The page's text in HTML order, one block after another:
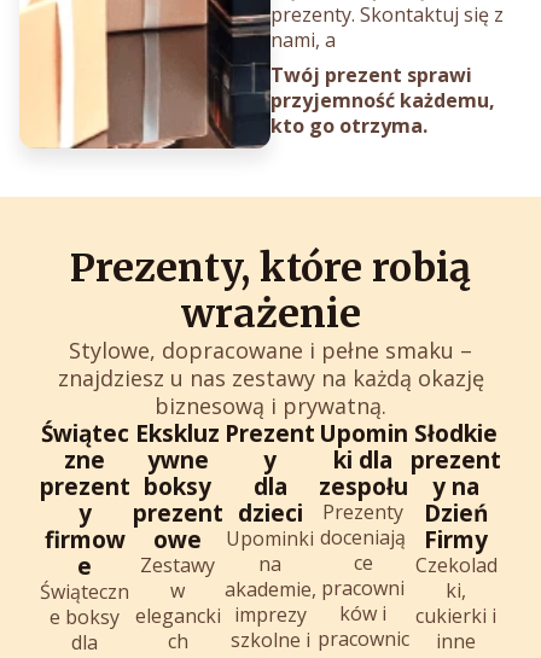
prezenty. Skontaktuj się z
nami, a
Twój prezent sprawi
przyjemność każdemu,
kto go otrzyma.
Prezenty, które robią
wrażenie
Stylowe, dopracowane i pełne smaku –
znajdziesz u nas zestawy na każdą okazję
biznesową i prywatną.
Świątec
zne
prezent
y
firmow
e
Świąteczn
e boksy
dla
Ekskluz
ywne
boksy
prezent
owe
Zestawy
w
elegancki
ch
Prezent
y
dla
dzieci
Upominki
na
akademie,
imprezy
szkolne i
Upomin
ki dla
zespołu
Prezenty
doceniają
ce
pracowni
ków i
pracownic
Słodkie
prezent
y na
Dzień
Firmy
Czekolad
ki,
cukierki i
inne